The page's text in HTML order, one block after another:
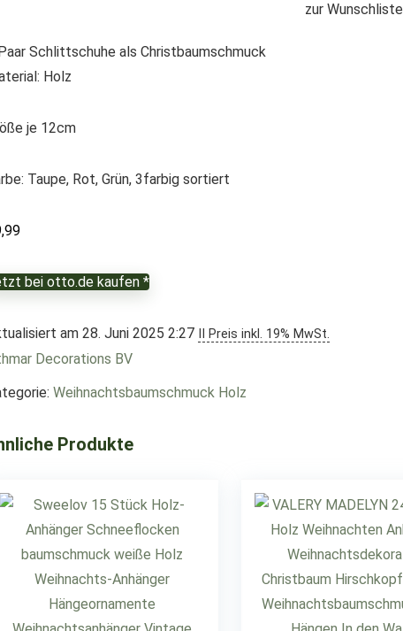
zur Wunschliste
Schlittschuhe als Christbaumschmuck
Holz
je 12cm
Taupe, Rot, Grün, 3farbig sortiert
bei otto.de kaufen *
am 28. Juni 2025 2:27 II Preis inkl. 19% MwSt.
Decorations BV
Weihnachtsbaumschmuck Holz
Produkte